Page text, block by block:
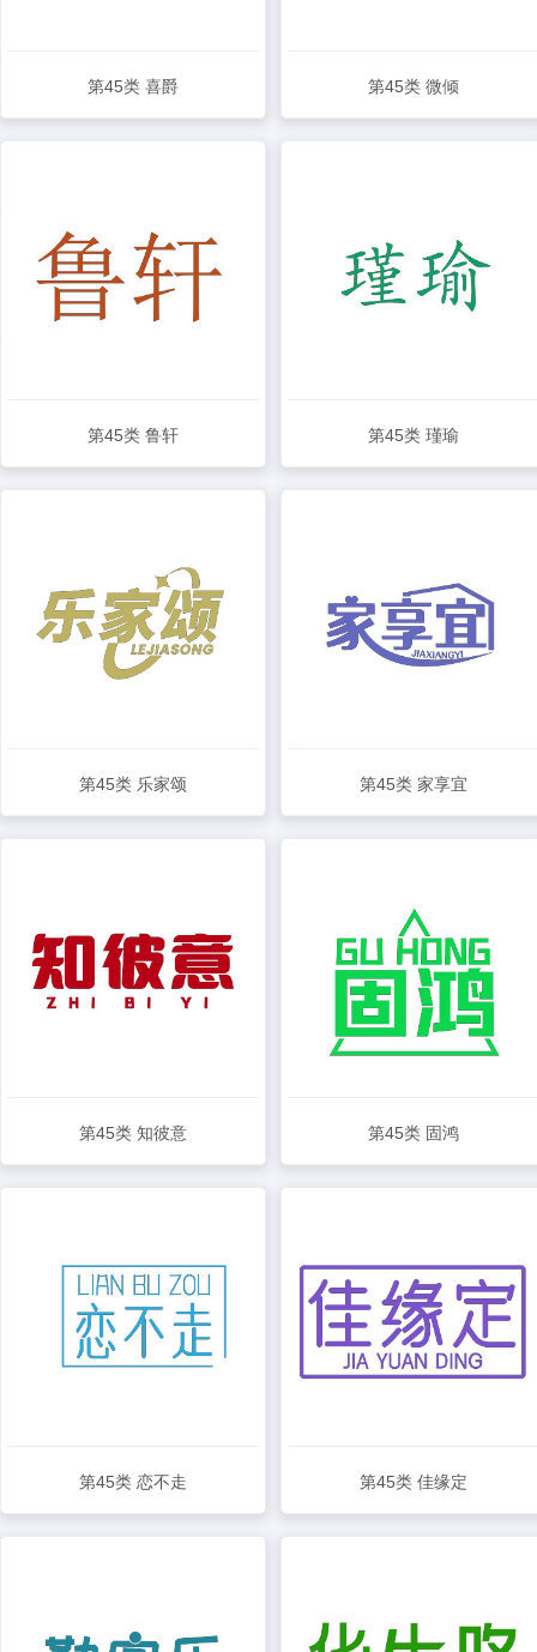
第45类 喜爵 第45类 微倾
第45类 鲁轩 第45类 瑾瑜
第45类 乐家颂 第45类 家享宜
第45类 知彼意 第45类 固鸿
第45类 恋不走 第45类 佳缘定